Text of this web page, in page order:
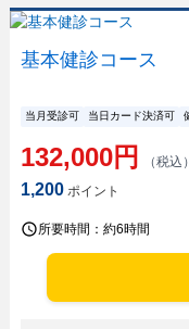
基本健診コース
当月受診可 当日カード決済可
132,000円 （税込）
1,200ポイント
所要時間： 約6時間